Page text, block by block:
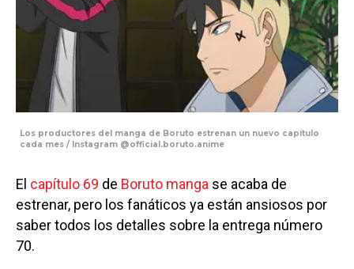
Los productores del manga de Boruto estrenan un nuevo capítulo
cada mes / Instagram @official.boruto.anime
El capítulo 69 de Boruto manga se acaba de
estrenar, pero los fanáticos ya están ansiosos por
saber todos los detalles sobre la entrega número
70.